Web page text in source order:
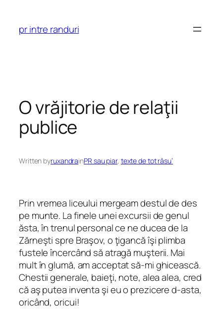
content
pr intre randuri
O vrăjitorie de relaţii
publice
Written byruxandrainPR sau piar, texte de tot râsu’
Prin vremea liceului mergeam destul de des
pe munte. La finele unei excursii de genul
ăsta, în trenul personal ce ne ducea de la
Zărneşti spre Braşov, o ţigancă îşi plimba
fustele încercând să atragă muşterii. Mai
mult în glumă, am acceptat să-mi ghicească.
Chestii generale, baieţi, note, alea alea, cred
că aş putea inventa şi eu o prezicere d-asta,
oricând, oricui!